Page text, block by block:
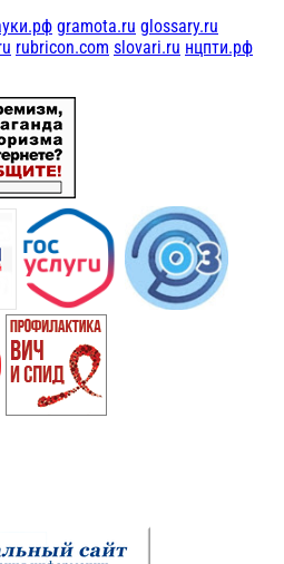
gramota.ru glossary.ru
rubricon.com slovari.ru нцпти.рф